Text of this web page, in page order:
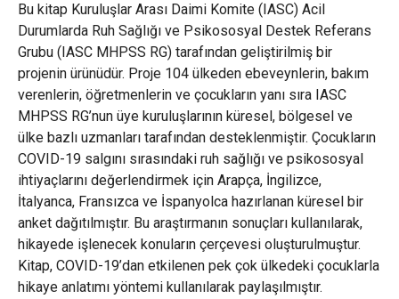
Bu kitap Kuruluşlar Arası Daimi Komite (IASC) Acil
Durumlarda Ruh Sağlığı ve Psikososyal Destek Referans
Grubu (IASC MHPSS RG) tarafından geliştirilmiş bir
projenin ürünüdür. Proje 104 ülkeden ebeveynlerin, bakım
verenlerin, öğretmenlerin ve çocukların yanı sıra IASC
MHPSS RG’nun üye kuruluşlarının küresel, bölgesel ve
ülke bazlı uzmanları tarafından desteklenmiştir. Çocukların
COVID-19 salgını sırasındaki ruh sağlığı ve psikososyal
ihtiyaçlarını değerlendirmek için Arapça, İngilizce,
İtalyanca, Fransızca ve İspanyolca hazırlanan küresel bir
anket dağıtılmıştır. Bu araştırmanın sonuçları kullanılarak,
hikayede işlenecek konuların çerçevesi oluşturulmuştur.
Kitap, COVID-19’dan etkilenen pek çok ülkedeki çocuklarla
hikaye anlatımı yöntemi kullanılarak paylaşılmıştır.